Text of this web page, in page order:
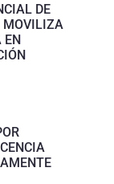
DE
MOVILIZA
EN